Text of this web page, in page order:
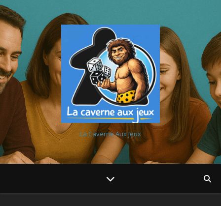
La Caverne Aux Jeux